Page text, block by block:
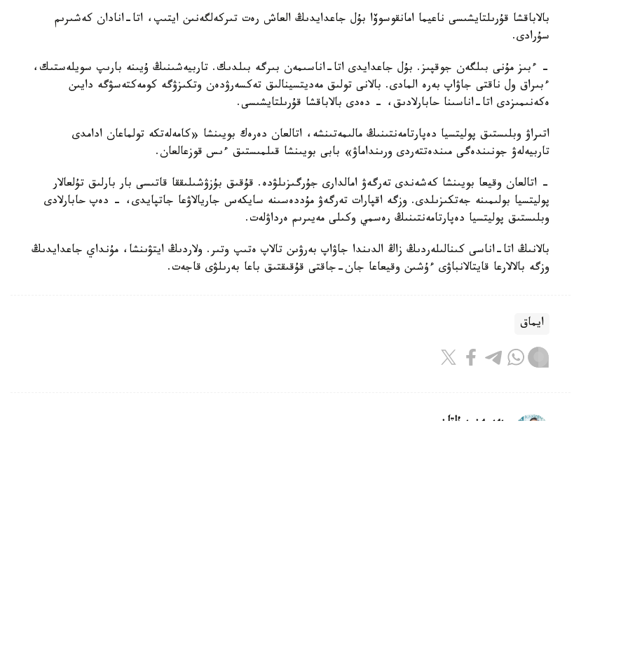
بالاباقشا قۇرىلتايشىسى ناعيما امانقوسوۆا بۇل جاعدايدىڭ العاش رەت تىركەلگەنىن ايتىپ، اتا-انادان كەشىرىم
سۇرادى.
- ءبىز مۇنى بىلگەن جوقپىز. بۇل جاعدايدى اتا-اناسىمەن بىرگە بىلدىك. تاربيەشىنىڭ ۇيىنە بارىپ سويلەستىك،
ءبىراق ول ناقتى جاۋاپ بەرە المادى. بالانى تولىق مەديتسينالىق تەكسەرۋدەن وتكىزۋگە كومەكتەسۋگە دايىن
ەكەنىمىزدى اتا-اناسىنا حابارلادىق، - دەدى بالاباقشا قۇرىلتايشىسى.
اتىراۋ وبلىستىق پوليتسيا دەپارتامەنتىنىڭ مالىمەتىنشە، اتالعان دەرەك بويىنشا «كامەلەتكە تولماعان ادامدى
تاربيەلەۋ جونىندەگى مىندەتتەردى ورىنداماۋ» بابى بويىنشا قىلمىستىق ءىس قوزعالعان.
- اتالعان وقيعا بويىنشا كەشەندى تەرگەۋ امالدارى جۇرگىزىلۋدە. قۇقىق بۇزۋشىلىققا قاتىسى بار بارلىق تۇلعالار
پوليتسيا بولىمىنە جەتكىزىلدى. وزگە اقپارات تەرگەۋ مۇددەسىنە سايكەس جاريالاۋعا جاتپايدى، - دەپ حابارلادى
وبلىستىق پوليتسيا دەپارتامەنتىنىڭ رەسمي وكىلى مەيىرىم ەرداۋلەت.
بالانىڭ اتا-اناسى كىنالىلەردىڭ زاڭ الدىندا جاۋاپ بەرۋىن تالاپ ەتىپ وتىر. ولاردىڭ ايتۋىنشا، مۇنداي جاعدايدىڭ
وزگە بالالارعا قايتالانباۋى ءۇشىن وقيعاعا جان-جاقتى قۇقىقتىق باعا بەرىلۋى قاجەت.
ايماق
بەيسەن سۇلتان